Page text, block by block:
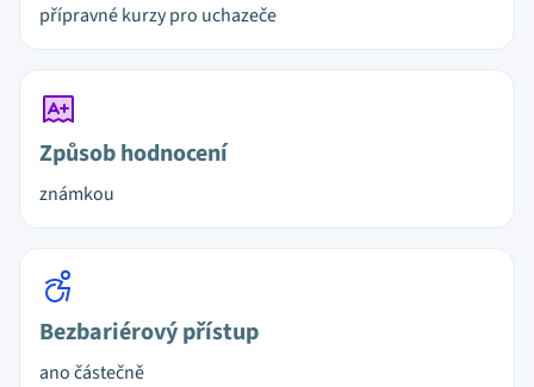
přípravné kurzy pro uchazeče
Způsob hodnocení
známkou
Bezbariérový přístup
ano částečně